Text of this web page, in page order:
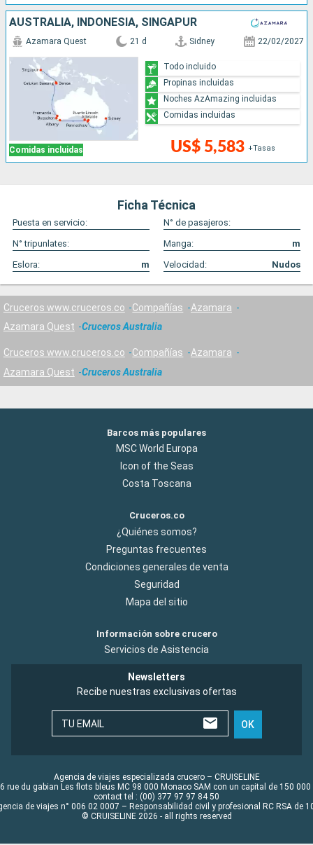
AUSTRALIA, INDONESIA, SINGAPUR
Comidas incluidas
Azamara Quest 21 d Sidney 22/02/2027
US$ 5,583 +Tasas
Todo incluido
Propinas incluidas
Noches AzAmazing incluidas
Comidas incluidas
Ficha Técnica
Puesta en servicio:
N° de pasajeros:
N° tripunlates:
Manga:
m
Eslora:
m Velocidad: Nudos
Cruceros www.cruceros.co Compañías
Azamara
Azamara Quest
Cruceros Australia
Cruceros www.cruceros.co Compañías
Azamara
Azamara Quest
Cruceros Australia
Barcos más populares
MSC World Europa
Icon of the Seas
Costa Toscana
Cruceros.co
¿Quiénes somos?
Preguntas frecuentes
Condiciones generales de venta
Seguridad
Mapa del sitio
Información sobre crucero
Servicios de Asistencia
Newsletters
Recibe nuestras exclusivas ofertas
TU EMAIL OK
Agencia de viajes especializada crucero – CRUISELINE
rue du gabian Les flots bleus MC 98 000 Monaco SAM con un capital de 150 000
contact tel : (00) 377 97 97 84 50
de viajes n° 006 02 0007 – Responsabilidad civil y profesional RC RSA de
© CRUISELINE 2026 - all rights reserved